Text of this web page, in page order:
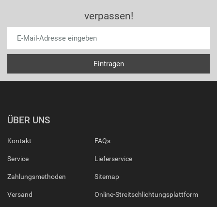
verpassen!
ÜBER UNS
Kontakt
Service
Zahlungsmethoden
Versand
FAQs
Lieferservice
Sitemap
Online-Streitschlichtungsplattform